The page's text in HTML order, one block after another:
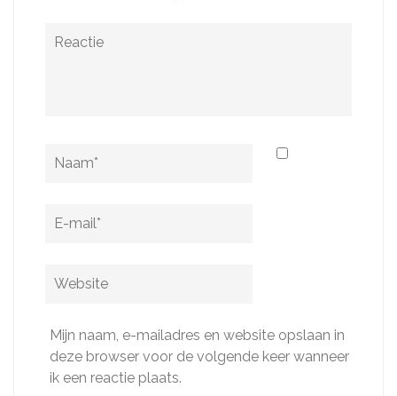
Reactie
Naam
E-
Website
Mijn naam, e-mailadres en website opslaan in
deze browser voor de volgende keer wanneer
ik een reactie plaats.